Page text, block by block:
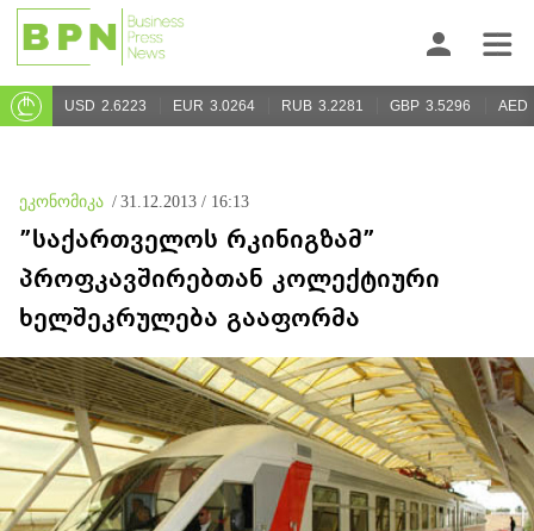
USD 2.6223 EUR 3.0264 RUB 3.2281 GBP 3.5296 AED
ეკონომიკა / 31.12.2013 / 16:13
”საქართველოს რკინიგზამ”
პროფკავშირებთან კოლექტიური
ხელშეკრულება გააფორმა